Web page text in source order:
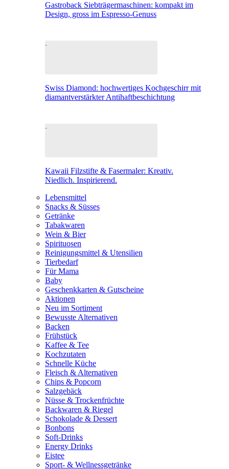
Gastroback Siebträgermaschinen: kompakt im
Design, gross im Espresso-Genuss
Swiss Diamond: hochwertiges Kochgeschirr mit
diamantverstärkter Antihaftbeschichtung
Kawaii Filzstifte & Fasermaler: Kreativ.
Niedlich. Inspirierend.
Lebensmittel
Snacks & Süsses
Getränke
Tabakwaren
Wein & Bier
Spirituosen
Reinigungsmittel & Utensilien
Tierbedarf
Für Mama
Baby
Geschenkkarten & Gutscheine
Aktionen
Neu im Sortiment
Bewusste Alternativen
Backen
Frühstück
Kaffee & Tee
Kochzutaten
Schnelle Küche
Fleisch & Alternativen
Chips & Popcorn
Salzgebäck
Nüsse & Trockenfrüchte
Backwaren & Riegel
Schokolade & Dessert
Bonbons
Soft-Drinks
Energy Drinks
Eistee
Sport- & Wellnessgetränke